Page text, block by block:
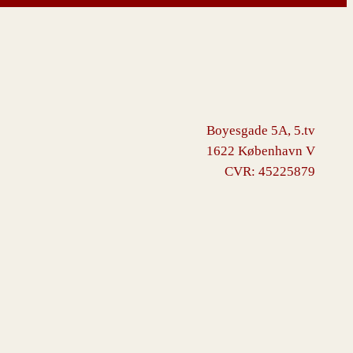
Boyesgade 5A, 5.tv
1622 København V
CVR: 45225879